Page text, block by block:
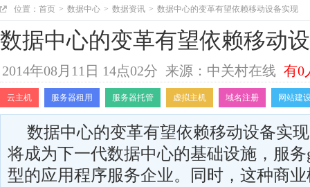
位置： 首页 > 数据中心 > 数据资讯 > 数据中心的变革有望依赖移动设备实现
数据中心的变革有望依赖移动
2014年08月11日 14点02分 来源：中关村在线 有0
云主机 服务器租用 服务器托管 虚拟主机 域名注册 网站建
数据中心的变革有望依赖移动设备实
将成为下一代数据中心的基础设施，服务
型的应用程序服务企业。同时，这种商